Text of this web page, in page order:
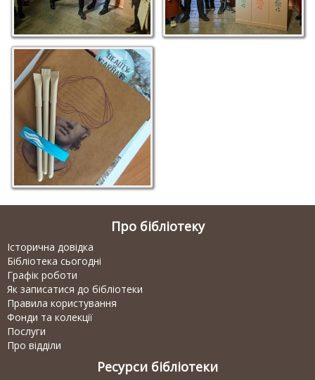
Про бібліотеку
Історична довідка
Бібліотека сьогодні
Графік роботи
Як записатися до бібліотеки
Правила користування
Фонди та колекції
Послуги
Про відділи
Ресурси бібліотеки